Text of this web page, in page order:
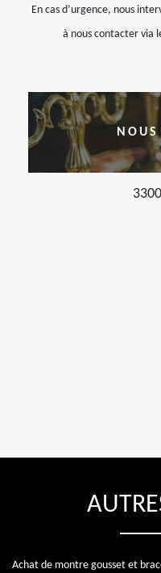
En cas d’urgence, nous
à nous contacter via
Achat de montre gousset et